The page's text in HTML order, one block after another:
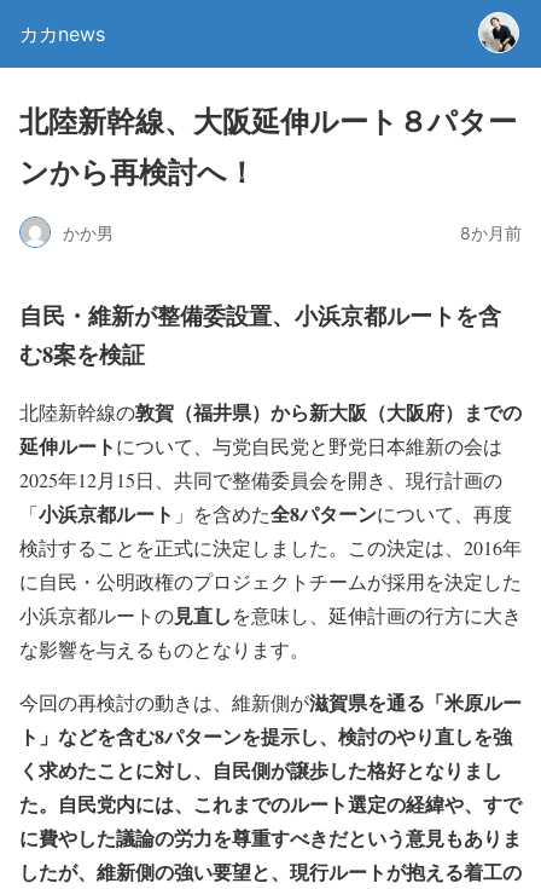
カカnews
北陸新幹線、大阪延伸ルート８パター
ンから再検討へ！
かか男 8か月前
自民・維新が整備委設置、小浜京都ルートを含
む8案を検証
北陸新幹線の敦賀（福井県）から新大阪（大阪府）までの
延伸ルートについて、与党自民党と野党日本維新の会は
2025年12月15日、共同で整備委員会を開き、現行計画の
「小浜京都ルート 」を含めた全8パターンについて、再度
検討することを正式に決定しました。この決定は、2016年
に自民・公明政権のプロジェクトチームが採用を決定した
小浜京都ルートの見直しを意味し、延伸計画の行方に大き
な影響を与えるものとなります。
今回の再検討の動きは、維新側が滋賀県を通る「米原ルー
ト」などを含む8パターンを提示し、検討のやり直しを強
く求めたことに対し、自民側が譲歩した格好となりまし
た。自民党内には、これまでのルート選定の経緯や、すで
に費やした議論の労力を尊重すべきだという意見もありま
したが、維新側の強い要望と、現行ルートが抱える着工の